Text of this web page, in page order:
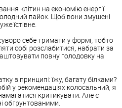
клітин на економію енергії.
пайок. Щоб вони змушені
їстівне.
себе тримати у формі, тобто
собі розслабитися, набрати за
повну голодовку на
в принципі: їжу, багату білками?
у рекомендаціях колосальний, я
критикувати. Але є
обгрунтованими.